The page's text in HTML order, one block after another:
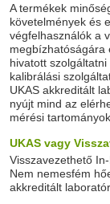
A termékek
követelmények és
végfelhasználók a
megbízhatóságára
hivatott
kalibrálási
UKAS akkreditált
nyújt mind az
mérési
UKAS vagy
Visszavezethető
Nem nemesfém
akkreditált